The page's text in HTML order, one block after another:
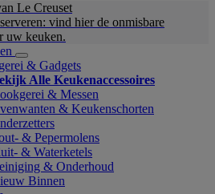
Le Creuset
vind hier de onmisbare
uw keuken.
& Gadgets
Alle Keukenaccessoires
& Messen
& Keukenschorten
& Pepermolens
& Waterketels
& Onderhoud
Binnen